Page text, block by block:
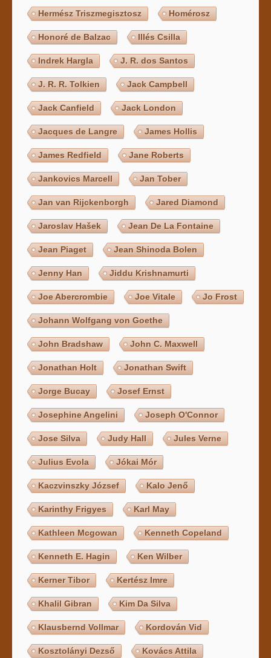
Hermész Triszmegisztosz Homérosz
Honoré de Balzac Illés Csilla
Indrek Hargla J. R. dos Santos
J. R. R. Tolkien Jack Campbell
Jack Canfield Jack London
Jacques de Langre James Hollis
James Redfield Jane Roberts
Jankovics Marcell Jan Tober
Jan van Rijckenborgh Jared Diamond
Jaroslav Hašek Jean De La Fontaine
Jean Piaget Jean Shinoda Bolen
Jenny Han Jiddu Krishnamurti
Joe Abercrombie Joe Vitale Jo Frost
Johann Wolfgang von Goethe
John Bradshaw John C. Maxwell
Jonathan Holt Jonathan Swift
Jorge Bucay Josef Ernst
Josephine Angelini Joseph O'Connor
Jose Silva Judy Hall Jules Verne
Julius Evola Jókai Mór
Kaczvinszky József Kalo Jenő
Karinthy Frigyes Karl May
Kathleen Mcgowan Kenneth Copeland
Kenneth E. Hagin Ken Wilber
Kerner Tibor Kertész Imre
Khalil Gibran Kim Da Silva
Klausbernd Vollmar Kordován Vid
Kosztolányi Dezső Kovács Attila